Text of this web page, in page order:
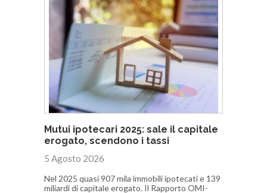
Mutui ipotecari 2025: sale il capitale
erogato, scendono i tassi
5 Agosto 2026
Nel 2025 quasi 907 mila immobili ipotecati e 139
miliardi di capitale erogato. Il Rapporto OMI-